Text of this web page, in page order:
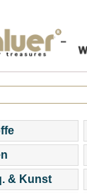
& Kunst